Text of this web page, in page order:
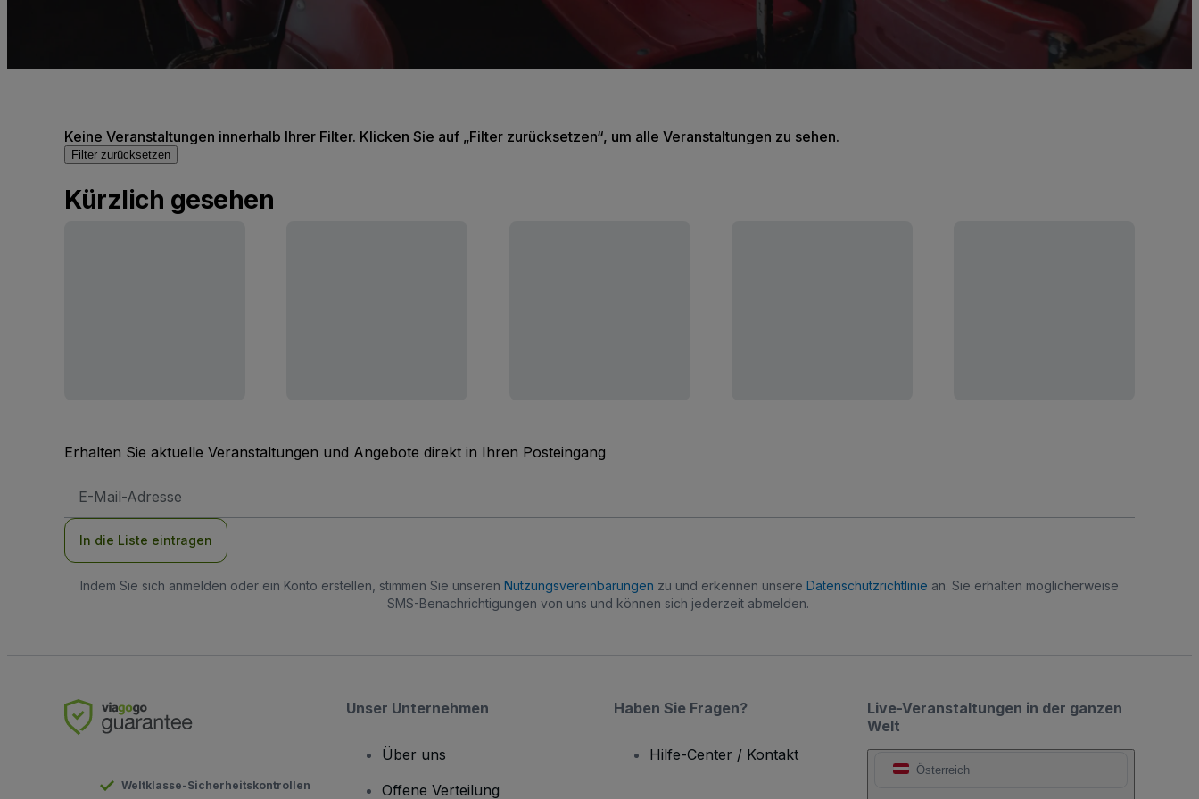
Keine Veranstaltungen innerhalb Ihrer Filter. Klicken Sie auf „Filter zurücksetzen“, um alle Veranstaltungen zu sehen.
Filter zurücksetzen
Kürzlich gesehen
Erhalten Sie aktuelle Veranstaltungen und Angebote direkt in Ihren Posteingang
Mail-
In die Liste eintragen
Indem Sie sich anmelden oder ein Konto erstellen, stimmen Sie unseren Nutzungsvereinbarungen zu und erkennen unsere Datenschutzrichtlinie an. Sie erhalten möglicherweise
SMS-Benachrichtigungen von uns und können sich jederzeit abmelden.
Live-Veranstaltungen in der ganzen
Welt
Österreich
Weltklasse-Sicherheitskontrollen
Unser Unternehmen
Über uns
Offene Verteilung
Haben Sie Fragen?
Hilfe-Center / Kontakt